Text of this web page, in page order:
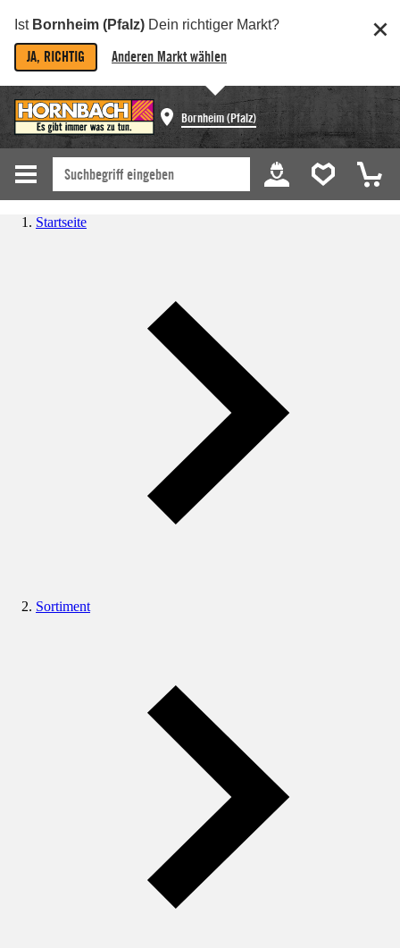
Ist Bornheim (Pfalz) Dein richtiger Markt?
JA, RICHTIG Anderen Markt wählen
Bornheim (Pfalz)
Startseite
Sortiment